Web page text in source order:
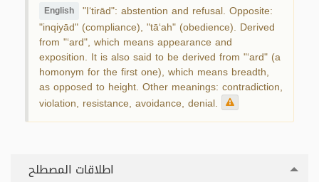
English "I‘tirād": abstention and refusal. Opposite:
"inqiyād" (compliance), "tā‘ah" (obedience). Derived
from "‘ard", which means appearance and
exposition. It is also said to be derived from "‘ard" (a
homonym for the first one), which means breadth,
as opposed to height. Other meanings: contradiction,
violation, resistance, avoidance, denial.
اطلاقات المصطلح